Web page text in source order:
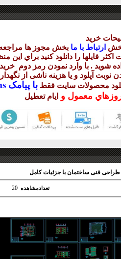
خريد
ارتباط با ما بخش مجوز ها مراجعه
فايلها را دانلود کنيد براي اين
شويد . با وارد نمودن رمز دوم
نوبت آپلود و يا هزينه ناشی از
محصولات سايت فقط با پيامک sms يا
معمول و ايام تعطيل
طراحی فنی ساختمان با جزئیات کامل
تعدادمشاهده 20